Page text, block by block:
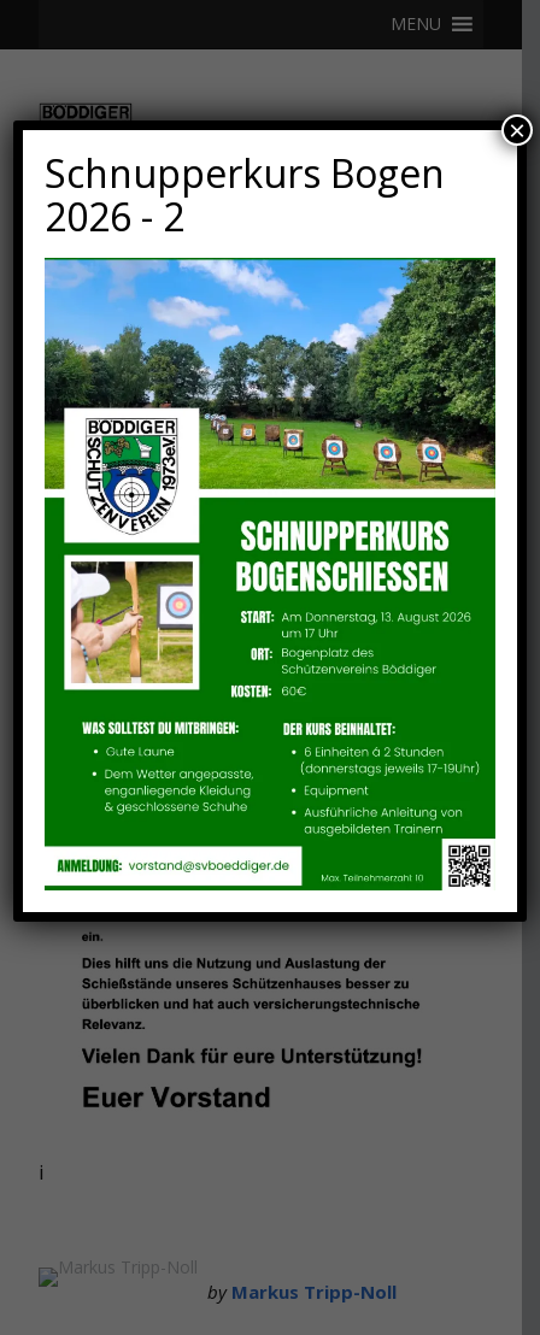
MENU
22. MÄRZ 2023
Aktuelles –> Schießbuch
im Schützenhaus
i
by Markus Tripp-Noll
Schnupperkurs Bogen
2026 - 2
×